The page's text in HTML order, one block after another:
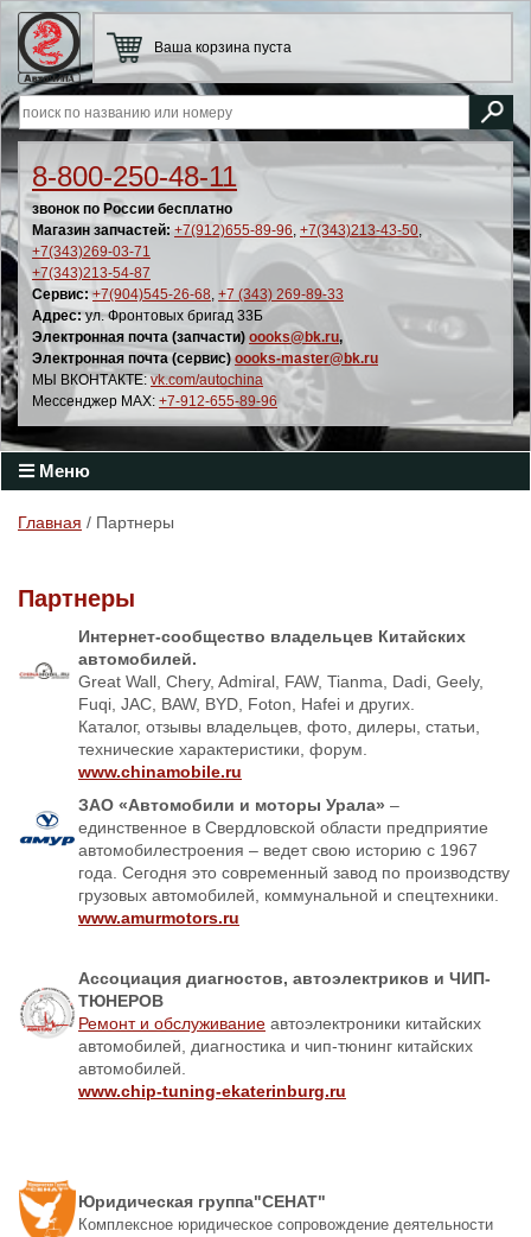
8-800-250-48-11
звонок по России бесплатно
Магазин запчастей: +7(912)655-89-96, +7(343)213-43-50,
+7(343)269-03-71
+7(343)213-54-87
Сервис: +7(904)545-26-68, +7 (343) 269-89-33
Адрес:ул. Фронтовых бригад 33Б
Электронная почта (запчасти) oooks@bk.ru,
Электронная почта (сервис) oooks-master@bk.ru
МЫ ВКОНТАКТЕ: vk.com/autochina
Мессенджер MAX: +7-912-655-89-96
Ваша корзина пуста
Меню
Главная / Партнеры
Партнеры
Интернет-сообщество владельцев Китайских
автомобилей.
Great Wall, Chery, Admiral, FAW, Tianma, Dadi, Geely,
Fuqi, JAC, BAW, BYD, Foton, Hafei и других.
Каталог, отзывы владельцев, фото, дилеры, статьи,
технические характеристики, форум.
www.chinamobile.ru
ЗАО «Автомобили и моторы Урала» –
единственное в Свердловской области предприятие
автомобилестроения – ведет свою историю с 1967
года. Сегодня это современный завод по производству
грузовых автомобилей, коммунальной и спецтехники.
www.amurmotors.ru
Ассоциация диагностов, автоэлектриков и ЧИП-
ТЮНЕРОВ
Ремонт и обслуживание автоэлектроники китайских
автомобилей, диагностика и чип-тюнинг китайских
автомобилей.
www.chip-tuning-ekaterinburg.ru
Юридическая группа"СЕНАТ"
Комплексное юридическое сопровождение деятельности